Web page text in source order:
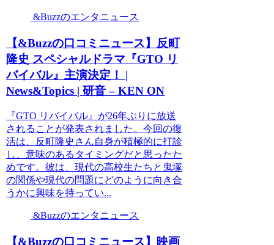
&Buzzのエンタニュース
【&Buzzの口コミニュース】反町
隆史 スペシャルドラマ『GTO リ
バイバル』主演決定！ |
News&Topics | 研音 – KEN ON
『GTO リバイバル』が26年ぶりに放送
されることが発表されました。今回の復
活は、反町隆史さん自身が積極的に打診
し、意味のあるタイミングだと思ったた
めです。彼は、現代の高校生たちと鬼塚
の関係や現代の問題にどのように向き合
うかに興味を持ってい...
&Buzzのエンタニュース
【&Buzzの口コミニュース】映画